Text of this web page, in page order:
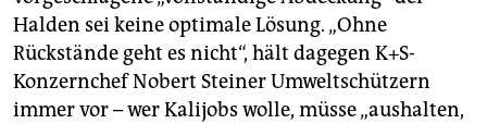
Halden sei keine optimale Lösung. „Ohne
Rückstände geht es nicht“, hält dagegen K+S-
Konzernchef Nobert Steiner Umweltschützern
immer vor – wer Kalijobs wolle, müsse „aushalten,